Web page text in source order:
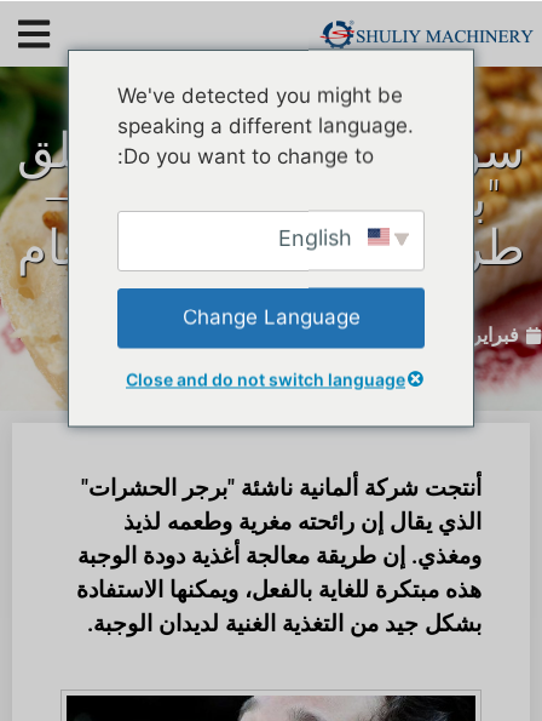
سوبر ماركت ألماني يطلق
"برجر دودة الدقيق" ——
طريقة جديدة لإعداد طعام
دودة الدقيق
فبراير 28, 2020
أنتجت شركة ألمانية ناشئة "برجر الحشرات"
الذي يقال إن رائحته مغرية وطعمه لذيذ
ومغذي. إن طريقة معالجة أغذية دودة الوجبة
هذه مبتكرة للغاية بالفعل، ويمكنها الاستفادة
بشكل جيد من التغذية الغنية لديدان الوجبة.
We've detected you might be
speaking a different language.
Do you want to change to:
Change Language
Close and do not switch language